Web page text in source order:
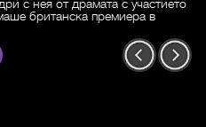
с нея от драмата с участието
британска премиера в